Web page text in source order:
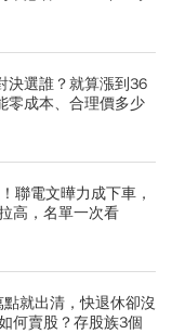
決選誰？就算漲到36
零成本、合理價多少
聯電文曄力成下車，
高，名單一次看
就出清，快退休卻沒
何賣股？存股族3個